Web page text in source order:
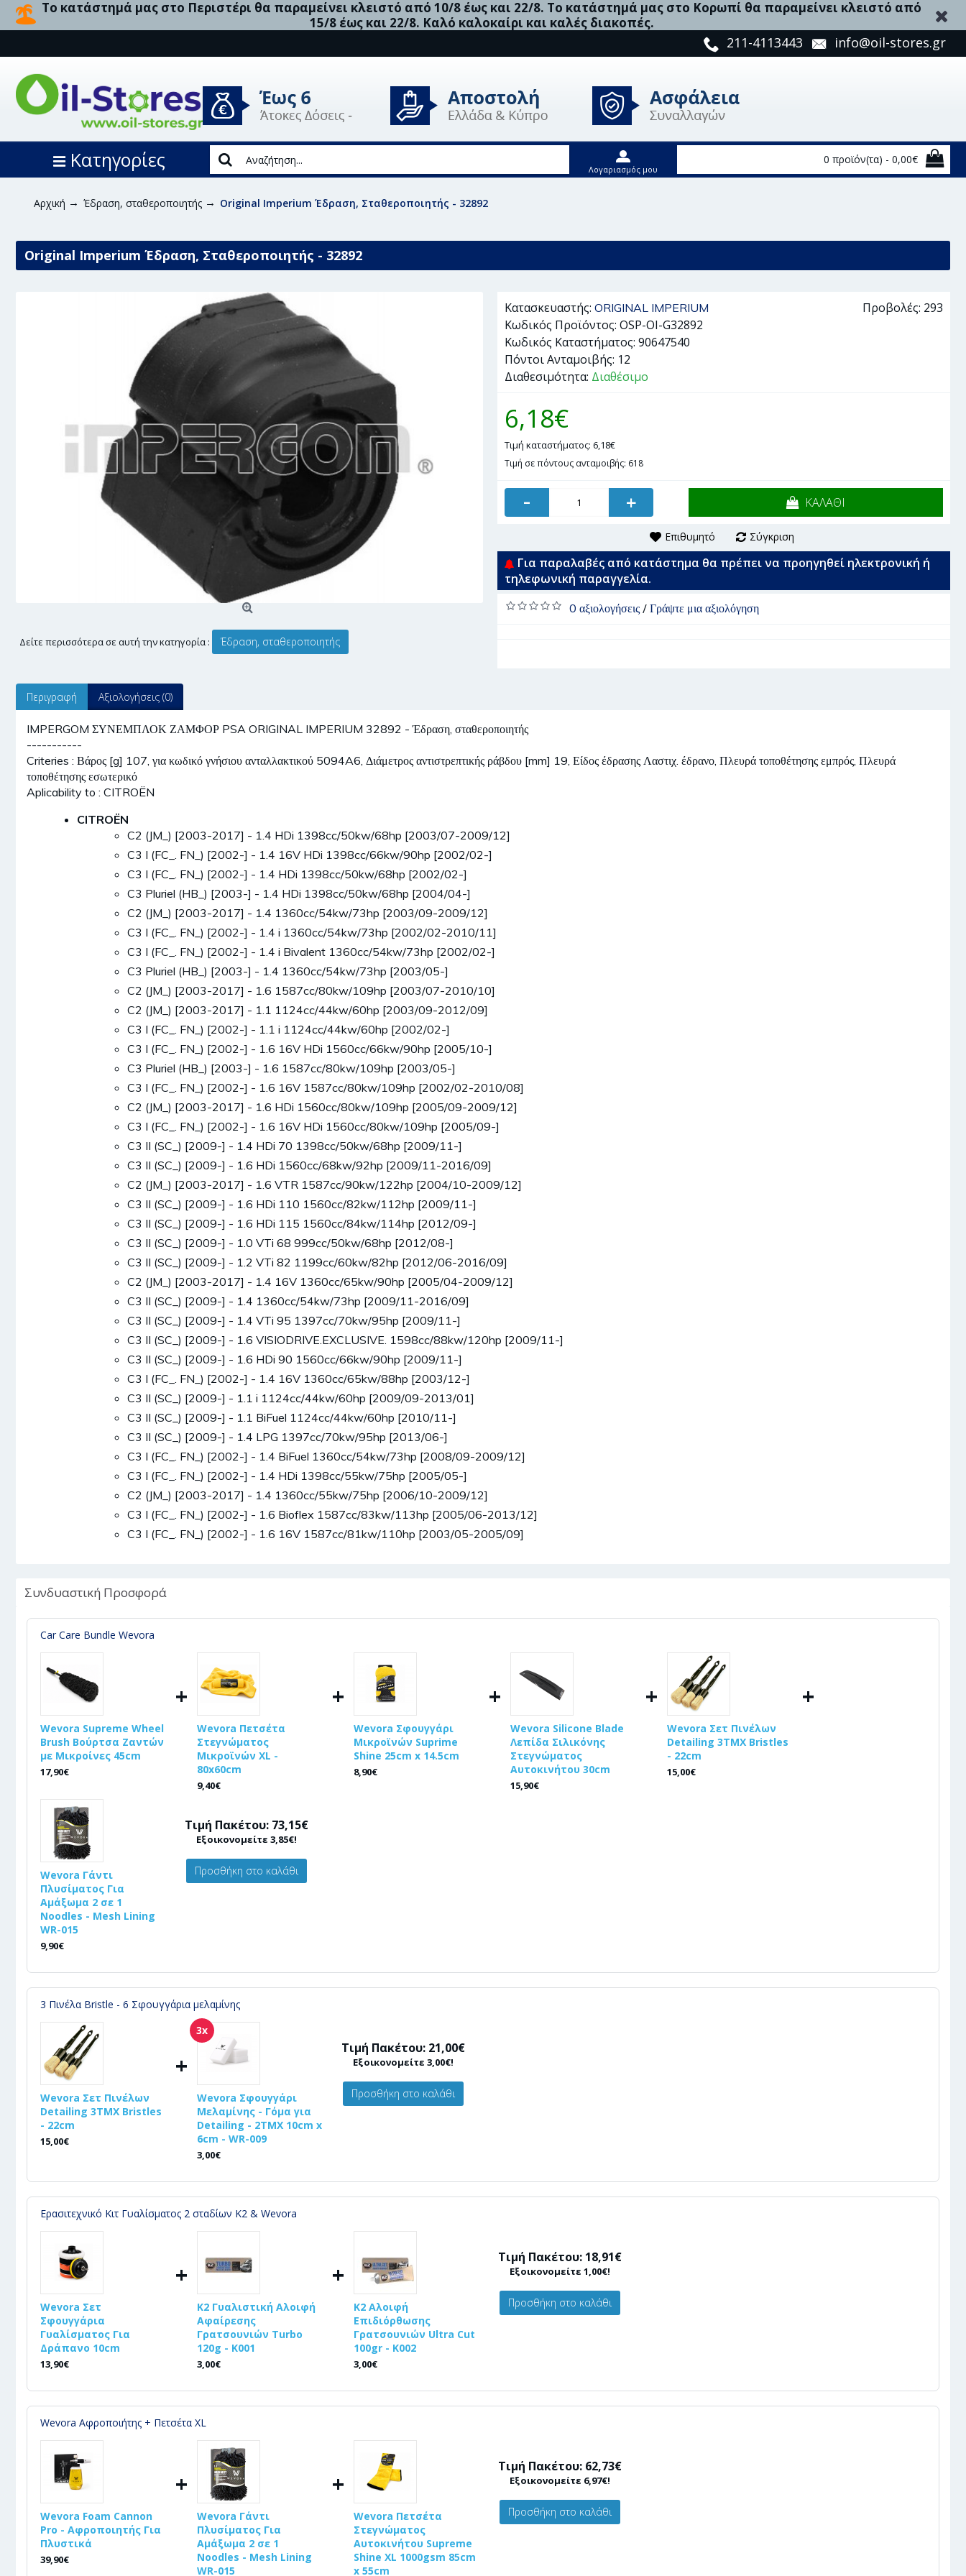
Το κατάστημά μας στο Περιστέρι θα παραμείνει κλειστό από 10/8 έως και 22/8. Το κατάστημά μας στο Κορωπί θα παραμείνει κλειστό από
15/8 έως και 22/8. Καλό καλοκαίρι και καλές διακοπές.
211-4113443 info@oil-stores.gr
Κατηγορίες Λογαριασμός μου
0 προϊόν(τα) - 0,00€
Αρχική Έδραση, σταθεροποιητής Original Imperium Έδραση, Σταθεροποιητής - 32892
Original Imperium Έδραση, Σταθεροποιητής - 32892
Δείτε περισσότερα σε αυτή την κατηγορία : Έδραση, σταθεροποιητής
Προβολές: 293
Κατασκευαστής: ORIGINAL IMPERIUM
Κωδικός Προϊόντος: OSP-OI-G32892
Κωδικός Καταστήματος: 90647540
Πόντοι Ανταμοιβής: 12
Διαθεσιμότητα: Διαθέσιμο
6,18€
Τιμή καταστήματος: 6,18€
Τιμή σε πόντους ανταμοιβής: 618
- + ΚΑΛΑΘΙ
Επιθυμητό Σύγκριση
Για παραλαβές από κατάστημα θα πρέπει να προηγηθεί ηλεκτρονική ή
τηλεφωνική παραγγελία.
0 αξιολογήσεις/ Γράψτε μια αξιολόγηση
Περιγραφή Αξιολογήσεις (0)
IMPERGOM ΣΥΝΕΜΠΛΟΚ ΖΑΜΦΟΡ PSA ORIGINAL IMPERIUM 32892 - Έδραση, σταθεροποιητής
-----------
Criteries : Βάρος [g] 107, για κωδικό γνήσιου ανταλλακτικού 5094A6, Διάμετρος αντιστρεπτικής ράβδου [mm] 19, Είδος έδρασης Λαστιχ. έδρανο, Πλευρά τοποθέτησης εμπρός, Πλευρά
τοποθέτησης εσωτερικό
Aplicability to : CITROËN
CITROËN
C2 (JM_) [2003-2017] - 1.4 HDi 1398cc/50kw/68hp [2003/07-2009/12]
C3 I (FC_. FN_) [2002-] - 1.4 16V HDi 1398cc/66kw/90hp [2002/02-]
C3 I (FC_. FN_) [2002-] - 1.4 HDi 1398cc/50kw/68hp [2002/02-]
C3 Pluriel (HB_) [2003-] - 1.4 HDi 1398cc/50kw/68hp [2004/04-]
C2 (JM_) [2003-2017] - 1.4 1360cc/54kw/73hp [2003/09-2009/12]
C3 I (FC_. FN_) [2002-] - 1.4 i 1360cc/54kw/73hp [2002/02-2010/11]
C3 I (FC_. FN_) [2002-] - 1.4 i Bivalent 1360cc/54kw/73hp [2002/02-]
C3 Pluriel (HB_) [2003-] - 1.4 1360cc/54kw/73hp [2003/05-]
C2 (JM_) [2003-2017] - 1.6 1587cc/80kw/109hp [2003/07-2010/10]
C2 (JM_) [2003-2017] - 1.1 1124cc/44kw/60hp [2003/09-2012/09]
C3 I (FC_. FN_) [2002-] - 1.1 i 1124cc/44kw/60hp [2002/02-]
C3 I (FC_. FN_) [2002-] - 1.6 16V HDi 1560cc/66kw/90hp [2005/10-]
C3 Pluriel (HB_) [2003-] - 1.6 1587cc/80kw/109hp [2003/05-]
C3 I (FC_. FN_) [2002-] - 1.6 16V 1587cc/80kw/109hp [2002/02-2010/08]
C2 (JM_) [2003-2017] - 1.6 HDi 1560cc/80kw/109hp [2005/09-2009/12]
C3 I (FC_. FN_) [2002-] - 1.6 16V HDi 1560cc/80kw/109hp [2005/09-]
C3 II (SC_) [2009-] - 1.4 HDi 70 1398cc/50kw/68hp [2009/11-]
C3 II (SC_) [2009-] - 1.6 HDi 1560cc/68kw/92hp [2009/11-2016/09]
C2 (JM_) [2003-2017] - 1.6 VTR 1587cc/90kw/122hp [2004/10-2009/12]
C3 II (SC_) [2009-] - 1.6 HDi 110 1560cc/82kw/112hp [2009/11-]
C3 II (SC_) [2009-] - 1.6 HDi 115 1560cc/84kw/114hp [2012/09-]
C3 II (SC_) [2009-] - 1.0 VTi 68 999cc/50kw/68hp [2012/08-]
C3 II (SC_) [2009-] - 1.2 VTi 82 1199cc/60kw/82hp [2012/06-2016/09]
C2 (JM_) [2003-2017] - 1.4 16V 1360cc/65kw/90hp [2005/04-2009/12]
C3 II (SC_) [2009-] - 1.4 1360cc/54kw/73hp [2009/11-2016/09]
C3 II (SC_) [2009-] - 1.4 VTi 95 1397cc/70kw/95hp [2009/11-]
C3 II (SC_) [2009-] - 1.6 VISIODRIVE.EXCLUSIVE. 1598cc/88kw/120hp [2009/11-]
C3 II (SC_) [2009-] - 1.6 HDi 90 1560cc/66kw/90hp [2009/11-]
C3 I (FC_. FN_) [2002-] - 1.4 16V 1360cc/65kw/88hp [2003/12-]
C3 II (SC_) [2009-] - 1.1 i 1124cc/44kw/60hp [2009/09-2013/01]
C3 II (SC_) [2009-] - 1.1 BiFuel 1124cc/44kw/60hp [2010/11-]
C3 II (SC_) [2009-] - 1.4 LPG 1397cc/70kw/95hp [2013/06-]
C3 I (FC_. FN_) [2002-] - 1.4 BiFuel 1360cc/54kw/73hp [2008/09-2009/12]
C3 I (FC_. FN_) [2002-] - 1.4 HDi 1398cc/55kw/75hp [2005/05-]
C2 (JM_) [2003-2017] - 1.4 1360cc/55kw/75hp [2006/10-2009/12]
C3 I (FC_. FN_) [2002-] - 1.6 Bioflex 1587cc/83kw/113hp [2005/06-2013/12]
C3 I (FC_. FN_) [2002-] - 1.6 16V 1587cc/81kw/110hp [2003/05-2005/09]
Συνδυαστική Προσφορά
Car Care Bundle Wevora
Wevora Supreme Wheel
Brush Βούρτσα Ζαντών
με Μικροίνες 45cm
17,90€
+
Wevora Πετσέτα
Στεγνώματος
Μικροϊνών XL -
80x60cm
9,40€
+
Wevora Σφουγγάρι
Μικροϊνών Suprime
Shine 25cm x 14.5cm
8,90€
+
Wevora Silicone Blade
Λεπίδα Σιλικόνης
Στεγνώματος
Αυτοκινήτου 30cm
15,90€
+
Wevora Σετ Πινέλων
Detailing 3ΤΜΧ Bristles
- 22cm
15,00€
+
Wevora Γάντι
Πλυσίματος Για
Αμάξωμα 2 σε 1
Noodles - Mesh Lining
WR-015
9,90€
Τιμή Πακέτου: 73,15€
Εξοικονομείτε 3,85€!
Προσθήκη στο καλάθι
3 Πινέλα Bristle - 6 Σφουγγάρια μελαμίνης
Wevora Σετ Πινέλων
Detailing 3ΤΜΧ Bristles
- 22cm
15,00€
+
3x
Wevora Σφουγγάρι
Μελαμίνης - Γόμα για
Detailing - 2ΤΜΧ 10cm x
6cm - WR-009
3,00€
Τιμή Πακέτου: 21,00€
Εξοικονομείτε 3,00€!
Προσθήκη στο καλάθι
Ερασιτεχνικό Κιτ Γυαλίσματος 2 σταδίων K2 & Wevora
Wevora Σετ
Σφουγγάρια
Γυαλίσματος Για
Δράπανο 10cm
13,90€
+
K2 Γυαλιστική Αλοιφή
Αφαίρεσης
Γρατσουνιών Turbo
120g - K001
3,00€
+
K2 Αλοιφή
Επιδιόρθωσης
Γρατσουνιών Ultra Cut
100gr - Κ002
3,00€
Τιμή Πακέτου: 18,91€
Εξοικονομείτε 1,00€!
Προσθήκη στο καλάθι
Wevora Αφροποιήτης + Πετσέτα XL
Wevora Foam Cannon
Pro - Αφροποιητής Για
Πλυστικά
39,90€
+
Wevora Γάντι
Πλυσίματος Για
Αμάξωμα 2 σε 1
Noodles - Mesh Lining
WR-015
+
Wevora Πετσέτα
Στεγνώματος
Αυτοκινήτου Supreme
Shine XL 1000gsm 85cm
x 55cm
Τιμή Πακέτου: 62,73€
Εξοικονομείτε 6,97€!
Προσθήκη στο καλάθι